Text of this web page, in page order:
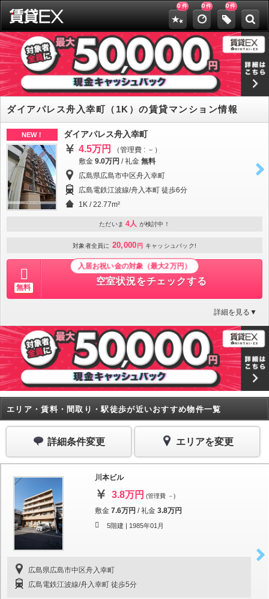
0 件 0件 0件
ダイアパレス舟入幸町（1K）の賃貸マンション情報
NEW！ ダイアパレス舟入幸町
4.5万円
（管理費 : －）
敷金 9.0万円 /礼金 無料
広島県広島市中区舟入幸町
広島電鉄江波線/舟入本町 徒歩6分
1K / 22.77m²
ただいま 4人 が検討中！
対象者全員に 20,000 円 キャッシュバック!
無料
入居お祝い金の対象（最大2万円）
空室状況をチェックする
詳細を見る▼
エリア・賃料・間取り・駅徒歩が近いおすすめ物件一覧
詳細条件変更 エリアを変更
川本ビル
3.8万円 (管理費 －)
敷金 7.6万円 /礼金 3.8万円
5階建 | 1985年01月
広島県広島市中区舟入幸町
広島電鉄江波線/舟入幸町 徒歩5分